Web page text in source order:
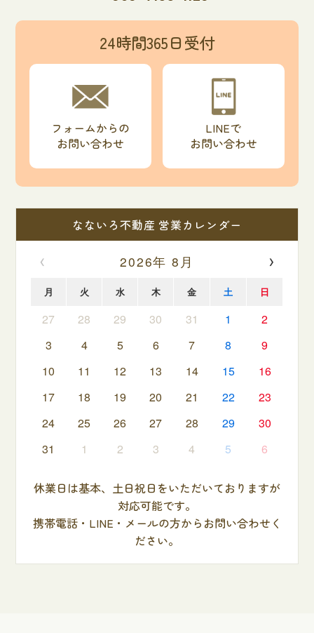
24時間365日受付
フォームからの
お問い合わせ
LINEで
お問い合わせ
なないろ不動産 営業カレンダー
‹ 2026年 8月 ›
月 火 水 木 金 土 日
27 28 29 30 31 1
2
3
4 5 6 7 8
9
10
11 12 13 14 15
16
17
18 19 20 21 22
23
24
25 26 27 28 29
30
31
1 2 3 4 5 6
休業日は基本、土日祝日をいただいておりますが
対応可能です。
携帯電話・LINE・メールの方からお問い合わせく
ださい。